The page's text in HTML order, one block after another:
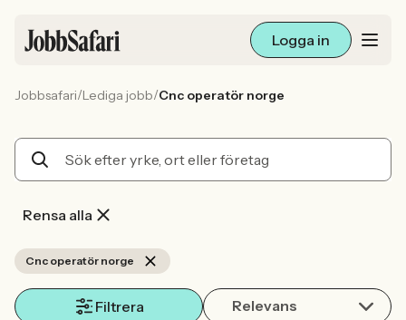
Logga in
Arbetsliv och karriär
Sök med AI
Jobbsafari/Lediga jobb/Cnc operatör norge
Rensa alla
Cnc operatör norge
Filtrera Relevans